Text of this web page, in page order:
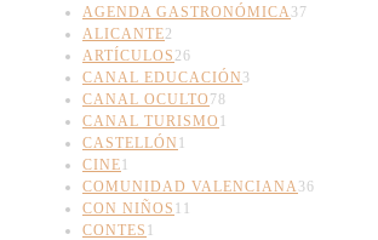
AGENDA GASTRONÓMICA37
ALICANTE2
ARTÍCULOS 26
CANAL EDUCACIÓN 3
CANAL OCULTO 78
CANAL TURISMO 1
CASTELLÓN 1
CINE1
COMUNIDAD VALENCIANA36
CON NIÑOS 11
CONTES 1